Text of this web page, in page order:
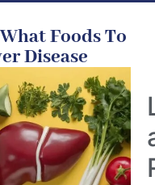
Foods To
Disease